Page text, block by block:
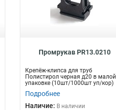
Промрукав PR13.0210
Крепёж-клипса для труб
Полистирол черная д20 в малой
упаковке (10шт/1000шт уп/кор)
Промрукав
Подробнее
Наличие: В наличии